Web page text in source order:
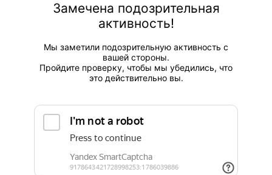
Замечена подозрительная
активность!
Мы заметили подозрительную активность с
вашей стороны.
Пройдите проверку, чтобы мы убедились, что
это действительно вы.